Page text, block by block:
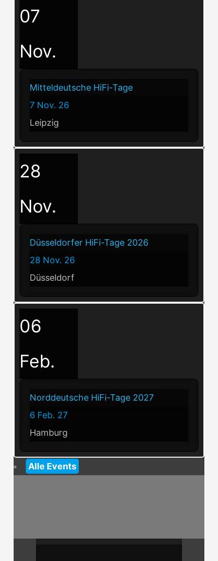
07
Nov.
Mitteldeutsche HiFi-Tage
7 Nov. 26
Leipzig
28
Nov.
Düsseldorfer HiFi-Tage 2026
28 Nov. 26
Düsseldorf
06
Feb.
Norddeutsche HiFi-Tage 2027
6 Feb. 27
Hamburg
Alle Events